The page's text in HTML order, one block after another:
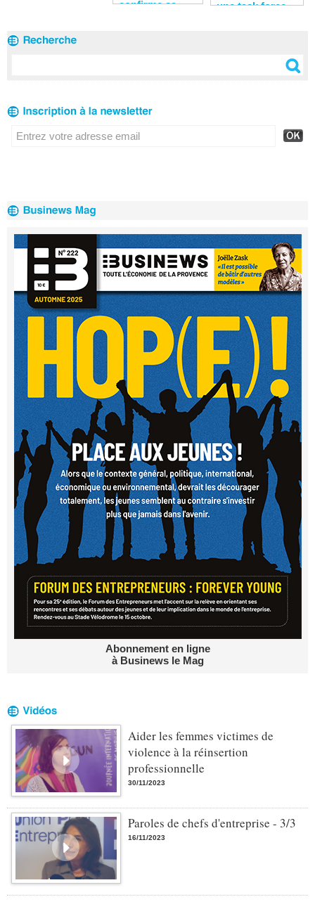
confirme sa
une task force
Abonnement en ligne
à Businews le Mag
Aider les femmes victimes de
violence à la réinsertion
professionnelle
30/11/2023
Paroles de chefs d'entreprise - 3/3
16/11/2023